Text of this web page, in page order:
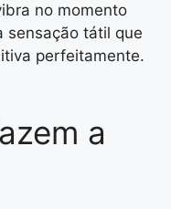
no momento
sensação tátil que
perfeitamente.
a